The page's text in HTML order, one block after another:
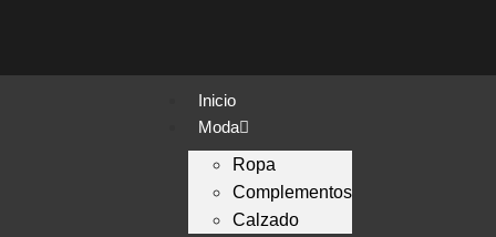
Inicio
Moda
Ropa
Complementos
Calzado